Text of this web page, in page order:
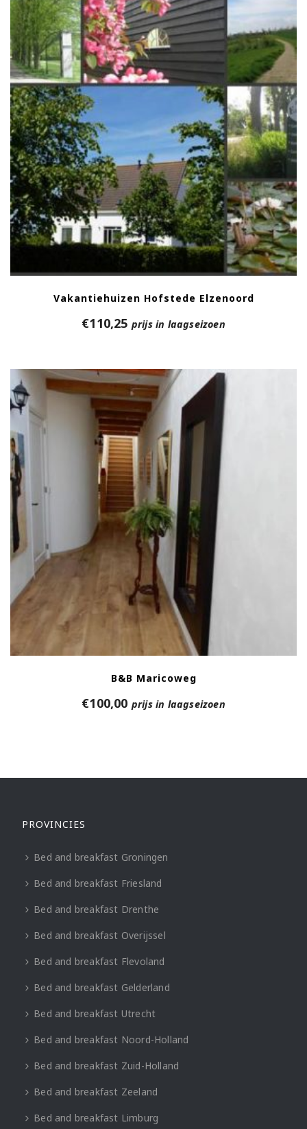
Vakantiehuizen Hofstede Elzenoord
€110,25 prijs in laagseizoen
B&B Maricoweg
€100,00 prijs in laagseizoen
PROVINCIES
Bed and breakfast Groningen
Bed and breakfast Friesland
Bed and breakfast Drenthe
Bed and breakfast Overijssel
Bed and breakfast Flevoland
Bed and breakfast Gelderland
Bed and breakfast Utrecht
Bed and breakfast Noord-Holland
Bed and breakfast Zuid-Holland
Bed and breakfast Zeeland
Bed and breakfast Limburg